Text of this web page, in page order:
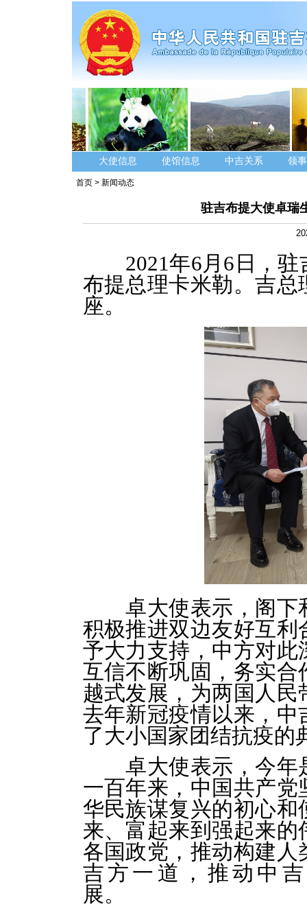
大使信息 使馆信息 中吉关系 领
首页 > 新闻动态
驻吉布提大使卓瑞
2021年6月6日，
布提总理卡米勒。吉
座。
卓大使表示，阁下
积极推进双边友好互
予大力支持，中方对
互信不断巩固，务实
越式发展，为两国人
去年新冠疫情以来，
了大小国家团结抗疫的
卓大使表示，今年
一百年来，中国共产
华民族谋复兴的初心
来、富起来到强起来
各国政党，推动构建
吉方一道，推动中
展。